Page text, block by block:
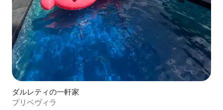
ダルレティの一軒家
プリベヴィラ